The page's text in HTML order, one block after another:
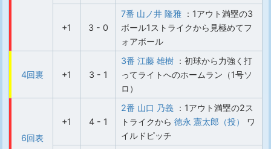
+1 3 - 0
7番 山ノ井 隆雅 ：1アウト満塁の3
ボール1ストライクから見極めてフ
ォアボール
4回裏 +1 3 - 1
3番 江藤 雄樹 ：初球から力強く打
ってライトへのホームラン（1号ソ
ロ）
6回表
+1 4 - 1
2番 山口 乃義 ：1アウト満塁の2ス
トライクから 徳永 憲太郎（投）
ワ
イルドピッチ